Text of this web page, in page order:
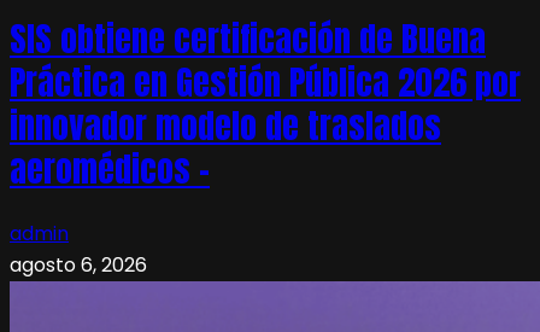
SIS obtiene certificación de Buena
Práctica en Gestión Pública 2026 por
innovador modelo de traslados
aeromédicos –
admin
agosto 6, 2026